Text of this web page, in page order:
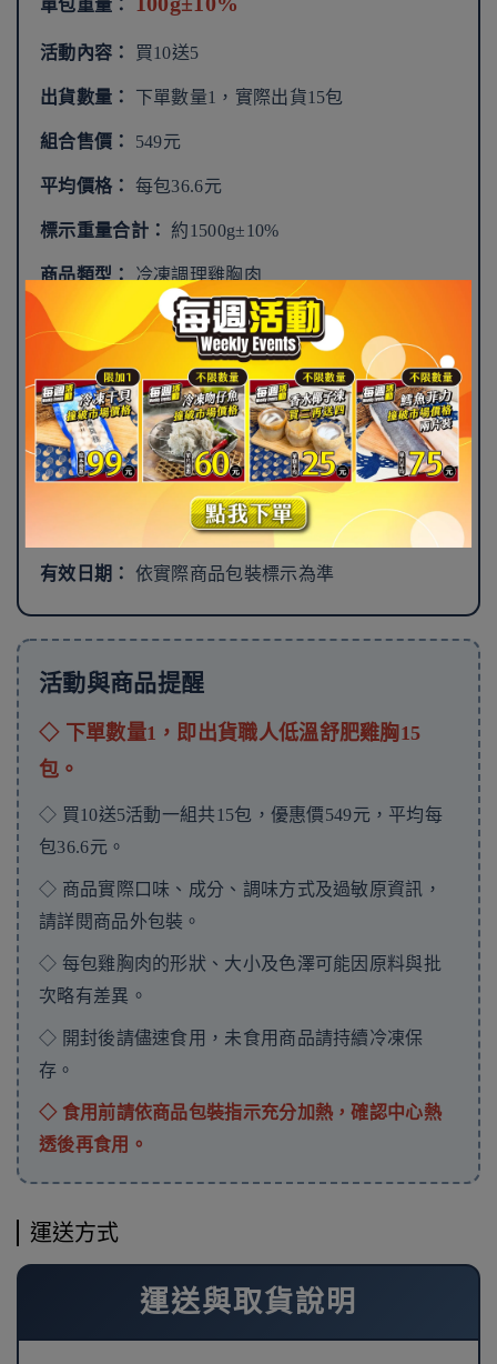
單包重量：
活動內容： 買10送5
出貨數量： 下單數量1，實際出貨15包
組合售價： 549元
平均價格： 每包36.6元
標示重量合計： 約1500g±10%
商品類型： 冷凍調理雞胸肉
飲食分類： 葷食
食用方式：依商品包裝指示解凍及充分加熱後食用
保存方式：冷凍保存，詳細條件依實際商品包裝標
示為準
雞肉產地：依實際商品包裝標示為準
依實際商品包裝標示為準
有效日期： 依實際商品包裝標示為準
活動與商品提醒
◇ 下單數量1，即出貨職人低溫舒肥雞胸15
包。
◇ 買10送5活動一組共15包，優惠價549元，平均每
包36.6元。
◇ 商品實際口味、成分、調味方式及過敏原資訊，
請詳閱商品外包裝。
◇ 每包雞胸肉的形狀、大小及色澤可能因原料與批
次略有差異。
◇ 開封後請儘速食用，未食用商品請持續冷凍保
存。
◇ 食用前請依商品包裝指示充分加熱，確認中心熱
透後再食用。
運送方式
運送與取貨說明